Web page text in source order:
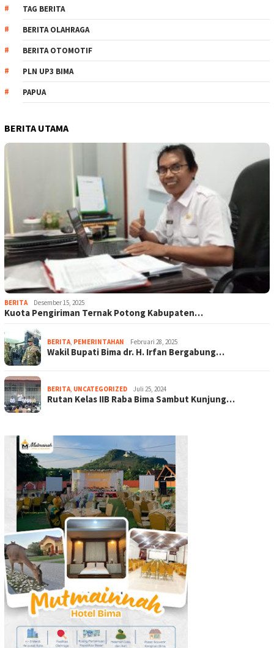
TAG BERITA
BERITA OLAHRAGA
BERITA OTOMOTIF
PLN UP3 BIMA
PAPUA
BERITA UTAMA
BERITA Desember 15, 2025
Kuota Pengiriman Ternak Potong Kabupaten…
BERITA, PEMERINTAHAN Februari 28, 2025
Wakil Bupati Bima dr. H. Irfan Bergabung…
BERITA, UNCATEGORIZED Juli 25, 2024
Rutan Kelas IIB Raba Bima Sambut Kunjung…